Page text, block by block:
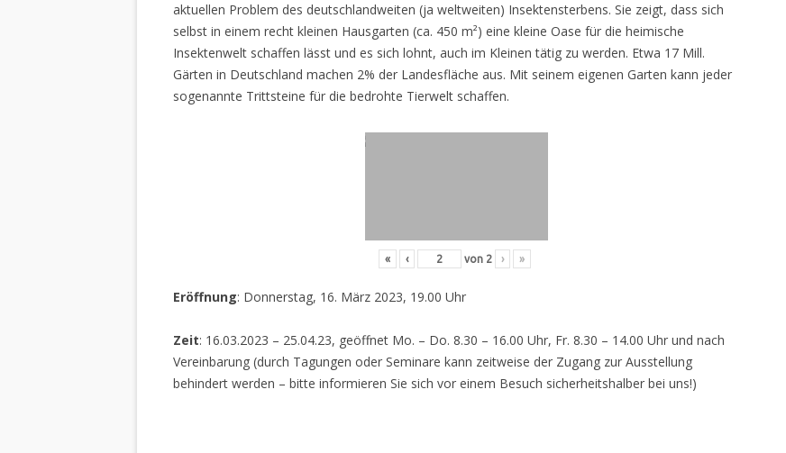
aktuellen Problem des deutschlandweiten (ja weltweiten) Insektensterbens. Sie zeigt, dass sich
selbst in einem recht kleinen Hausgarten (ca. 450 m²) eine kleine Oase für die heimische
Insektenwelt schaffen lässt und es sich lohnt, auch im Kleinen tätig zu werden. Etwa 17 Mill.
Gärten in Deutschland machen 2% der Landesfläche aus. Mit seinem eigenen Garten kann jeder
sogenannte Trittsteine für die bedrohte Tierwelt schaffen.
« ‹ von 2 › »
Eröffnung: Donnerstag, 16. März 2023, 19.00 Uhr
Zeit: 16.03.2023 – 25.04.23, geöffnet Mo. – Do. 8.30 – 16.00 Uhr, Fr. 8.30 – 14.00 Uhr und nach
Vereinbarung (durch Tagungen oder Seminare kann zeitweise der Zugang zur Ausstellung
behindert werden – bitte informieren Sie sich vor einem Besuch sicherheitshalber bei uns!)